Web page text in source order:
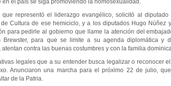
en el país se siga promoviendo la homosexualidad.
representó el liderazgo evangélico, solicitó al diputado
Cultura de ese hemiciclo, y a los diputados Hugo Núñez
para pedirle al gobierno que llame la atención del
Brewster, para que se limite a su agenda diplomática y
contra las buenas costumbres y con la familia
legales que a su entender busca legalizar o reconocer
Anunciaron una marcha para el próximo 22 de julio,
de la Patria.